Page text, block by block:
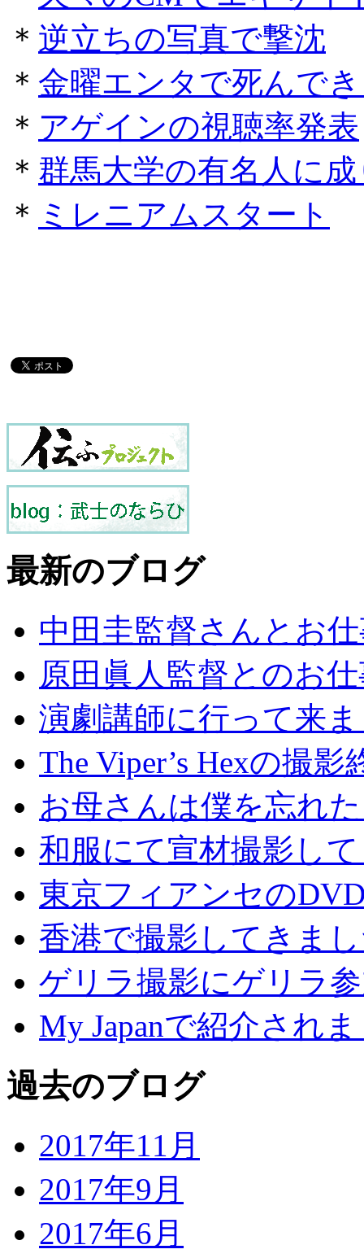
＊ 逆立ちの写真で撃沈
＊ 金曜エンタで死んで
＊ アゲインの視聴率発表
＊ 群馬大学の有名人に
＊ ミレニアムスタート
最新のブログ
中田圭監督さんとお
原田眞人監督とのお
演劇講師に行って来
The Viper’s Hexの撮影
お母さんは僕を忘れ
和服にて宣材撮影し
東京フィアンセの
香港で撮影してきま
ゲリラ撮影にゲリラ
My Japanで紹介され
過去のブログ
2017年11月
2017年9月
2017年6月